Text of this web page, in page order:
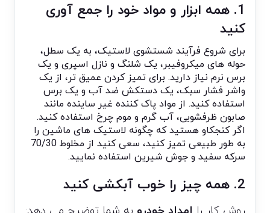
1. همه ابزار و مواد خود را جمع آوری
کنید
برای شروع فرآیند شستشوی لاستیک، به یک سطل،
حوله های میکروفیبر، یک شلنگ و نازل اسپری و یک
برس نرم نیاز دارید. برای تمیز کردن عمیق تر، از یک
واشر فشار سبک، یک دستکش ضد آب و یک برس
استفاده کنید. از مواد پاک کننده غیر ساینده مانند
صابون ظرفشویی، آب گرم و موم چرخ استفاده کنید.
اگر کنجکاو هستید که چگونه لاستیک های ماشین را
به طور طبیعی تمیز کنید، سعی کنید از مخلوط 70/30
سرکه سفید و جوش شیرین استفاده نمایید.
2. همه چیز را خوب آبکشی کنید